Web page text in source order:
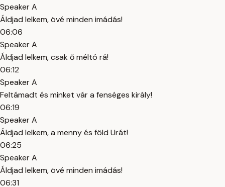
Speaker A
Áldjad lelkem, övé minden imádás!
06:06
Speaker A
Áldjad lelkem, csak ő méltó rá!
06:12
Speaker A
Feltámadt és minket vár a fenséges király!
06:19
Speaker A
Áldjad lelkem, a menny és föld Urát!
06:25
Speaker A
Áldjad lelkem, övé minden imádás!
06:31